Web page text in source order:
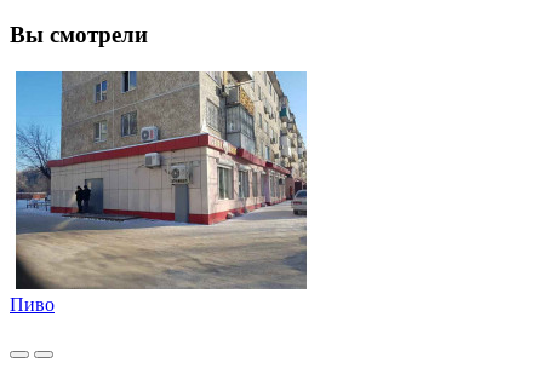
Вы смотрели
Пиво